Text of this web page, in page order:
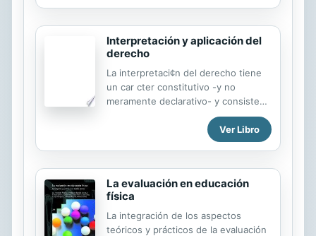
el reto inicial hasta el producto final.
Creado por más de 20 docentes de
renombre, es un libro que todo
maestro/a interesado en poner en
práctica el ABP debería tener.
Interpretación y aplicación del
derecho
La interpretaci¢n del derecho tiene
un car cter constitutivo -y no
meramente declarativo- y consiste
en la producci¢n por el int‚rprete (a
partir de textos normativos y de los
hechos relativos a un caso
que deben ser ponderadas para la
soluci¢n del caso, mediante la
definici¢n de una norma de decisi¢n.
Ver Libro
La evaluación en educación
física
La integración de los aspectos
teóricos y prácticos de la evaluación